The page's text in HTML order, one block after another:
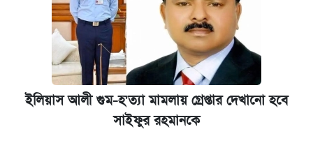
ইলিয়াস আলী গুম-হ'ত্যা মামলায় গ্রেপ্তার দেখানো হবে
সাইফুর রহমানকে